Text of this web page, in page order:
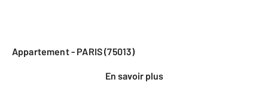
Appartement - PARIS (75013)
En savoir plus